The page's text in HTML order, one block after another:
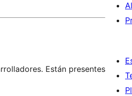
Están presentes